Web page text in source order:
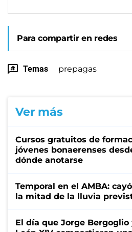
Para compartir en redes
Temas prepagas
Ver más
Cursos gratuitos de
jóvenes bonaerenses
dónde anotarse
Temporal en el AMBA:
la mitad de la lluvia
El día que Jorge